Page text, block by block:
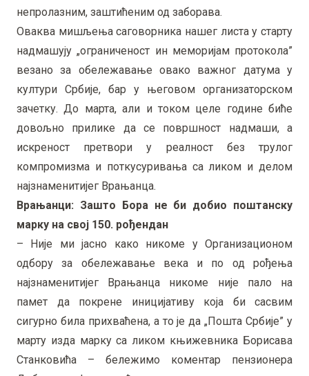
непролазним, заштићеним од заборава.
Оваква мишљења саговорника нашег листа у старту
надмашују „ограниченост ин меморијам протокола”
везано за обележавање овако важног датума у
култури Србије, бар у његовом организаторском
зачетку. До марта, али и током целе године биће
довољно прилике да се површност надмаши, а
искреност претвори у реалност без трулог
компромизма и поткусуривања са ликом и делом
најзнаменитијег Врањанца.
Врањанци: Зашто Бора не би добио поштанску
марку на свој 150. рођендан
– Није ми јасно како никоме у Организационом
одбору за обележавање века и по од рођења
најзнаменитијег Врањанца никоме није пало на
памет да покрене иницијативу која би сасвим
сигурно била прихваћена, а то је да „Пошта Србије” у
марту изда марку са ликом књижевника Борисава
Станковића – бележимо коментар пензионера